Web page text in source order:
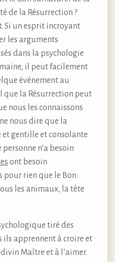
de la Résurrection ?
Si un esprit incroyant
les arguments
dans la psychologie
il peut facilement
événement au
que la Résurrection peut
nous les connaissons
nous dire que la
et gentille et consolante
n’a besoin
ont besoin
pour rien que le Bon
les animaux, la tête
tiré des
ils apprennent à croire et
Maître et à l’aimer.